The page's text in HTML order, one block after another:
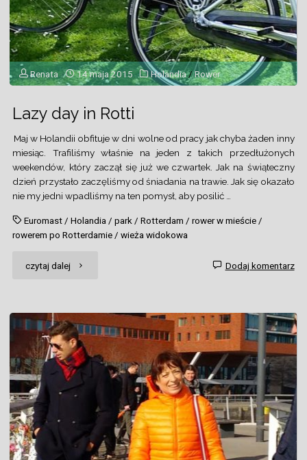
Renata 14 maja 2015 Holandia/Rower
Lazy day in Rotti
Maj w Holandii obfituje w dni wolne od pracy jak chyba żaden inny
miesiąc. Trafiliśmy właśnie na jeden z takich przedłużonych
weekendów, który zaczął się już we czwartek. Jak na świąteczny
dzień przystało zaczęliśmy od śniadania na trawie. Jak się okazało
nie my jedni wpadliśmy na ten pomysł, aby posilić …
Euromast/ Holandia / park / Rotterdam / rower w mieście/
rowerem po Rotterdamie /wieża widokowa
czytaj dalej "Lazy
in
Rotti"
Dodaj komentarz